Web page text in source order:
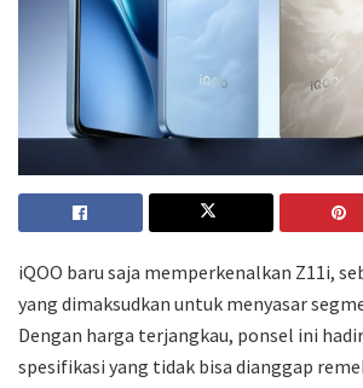
iQOO baru saja memperkenalkan Z11i,
yang dimaksudkan untuk menyasar
Dengan harga terjangkau, ponsel ini
spesifikasi yang tidak bisa dianggap